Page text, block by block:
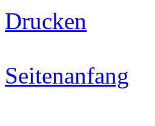
Drucken
Seitenanfang